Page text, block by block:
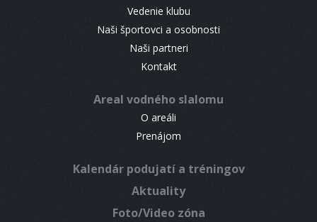
Vedenie klubu
Naši športovci a osobnosti
Naši partneri
Kontakt
Areal vodného slalomu
O areáli
Prenájom
Kalendár podujatí a tréningov
Aktuality
Foto/Video zóna